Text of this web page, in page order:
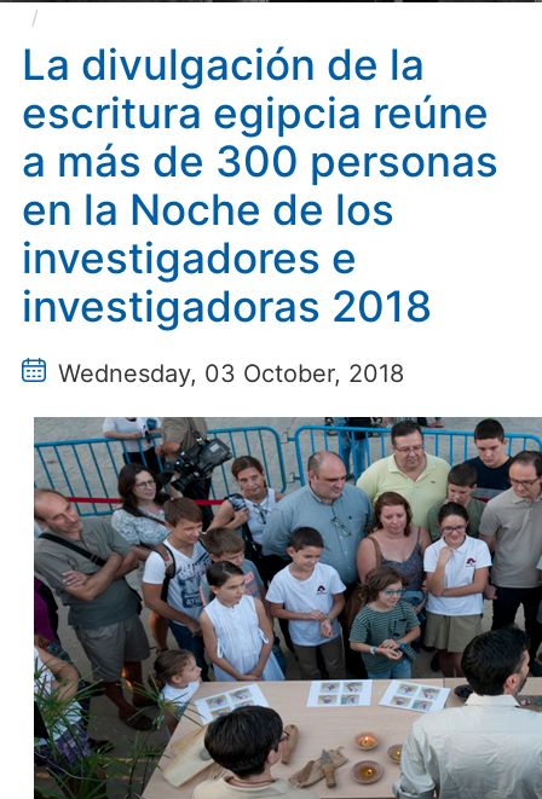
de 300 personas en la Noche de los investigadores e
investigadoras 2018
La divulgación de la
escritura egipcia reúne
a más de 300 personas
en la Noche de los
investigadores e
investigadoras 2018
Wednesday, 03 October, 2018